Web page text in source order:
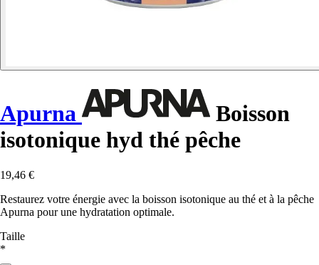
Apurna
Boisson
isotonique hyd thé pêche
19,46 €
Restaurez votre énergie avec la boisson isotonique au thé et à la pêche
Apurna pour une hydratation optimale.
Taille
*